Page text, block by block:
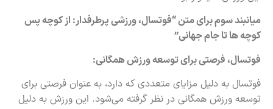
میانبند سوم برای متن “فوتسال، ورزشی پرطرفدار: از کوچه پس
کوچه ها تا جام جهانی”
فوتسال، فرصتی برای توسعه ورزش همگانی:
فوتسال به دلیل مزایای متعددی که دارد، به عنوان فرصتی برای
توسعه ورزش همگانی در نظر گرفته می‌شود. این ورزش به دلیل